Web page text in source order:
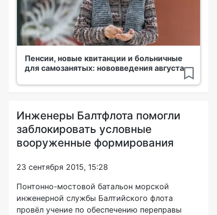
Пенсии, новые квитанции и больничные
для самозанятых: нововведения августа
Инженеры Балтфлота помогли
заблокировать условные
вооруженные формирования
23 сентября 2015, 15:28
Понтонно-мостовой батальон морской
инженерной службы Балтийского флота
провёл учение по обеспечению переправы